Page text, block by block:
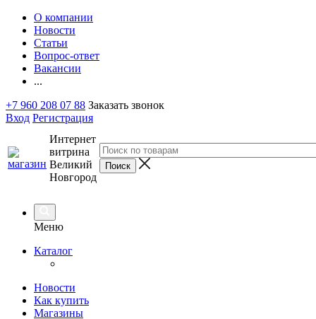
О компании
Новости
Статьи
Вопрос-ответ
Вакансии
...
+7 960 208 07 88 Заказать звонок
Вход Регистрация
Интернет
витрина
Великий
Новгород
Меню
Каталог
Новости
Как купить
Магазины